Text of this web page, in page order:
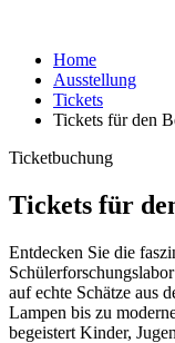
Home
Ausstellung
Tickets
Tickets für den
Ticketbuchung
Tickets für
Entdecken Sie die
auf echte Schätze aus
Lampen bis zu
begeistert Kinder,